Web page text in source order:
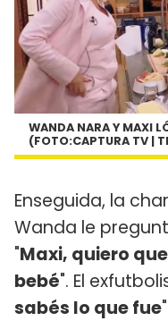
WANDA NARA Y MAXI
(FOTO:CAPTURA TV |
Enseguida, la
Wanda le
"Maxi, quiero
bebé". El
sabés lo que fue